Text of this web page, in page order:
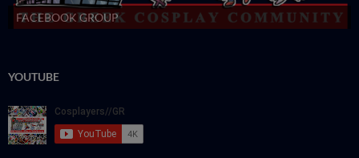
FACEBOOK GROUP
YOUTUBE